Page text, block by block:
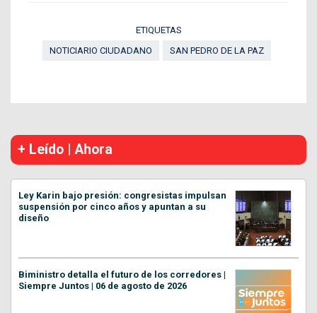
ETIQUETAS
NOTICIARIO CIUDADANO
SAN PEDRO DE LA PAZ
+ Leído | Ahora
Ley Karin bajo presión: congresistas impulsan
suspensión por cinco años y apuntan a su
diseño
Biministro detalla el futuro de los corredores |
Siempre Juntos | 06 de agosto de 2026